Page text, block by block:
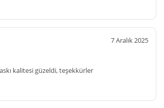
7 Aralık 2025
kalitesi güzeldi, teşekkürler